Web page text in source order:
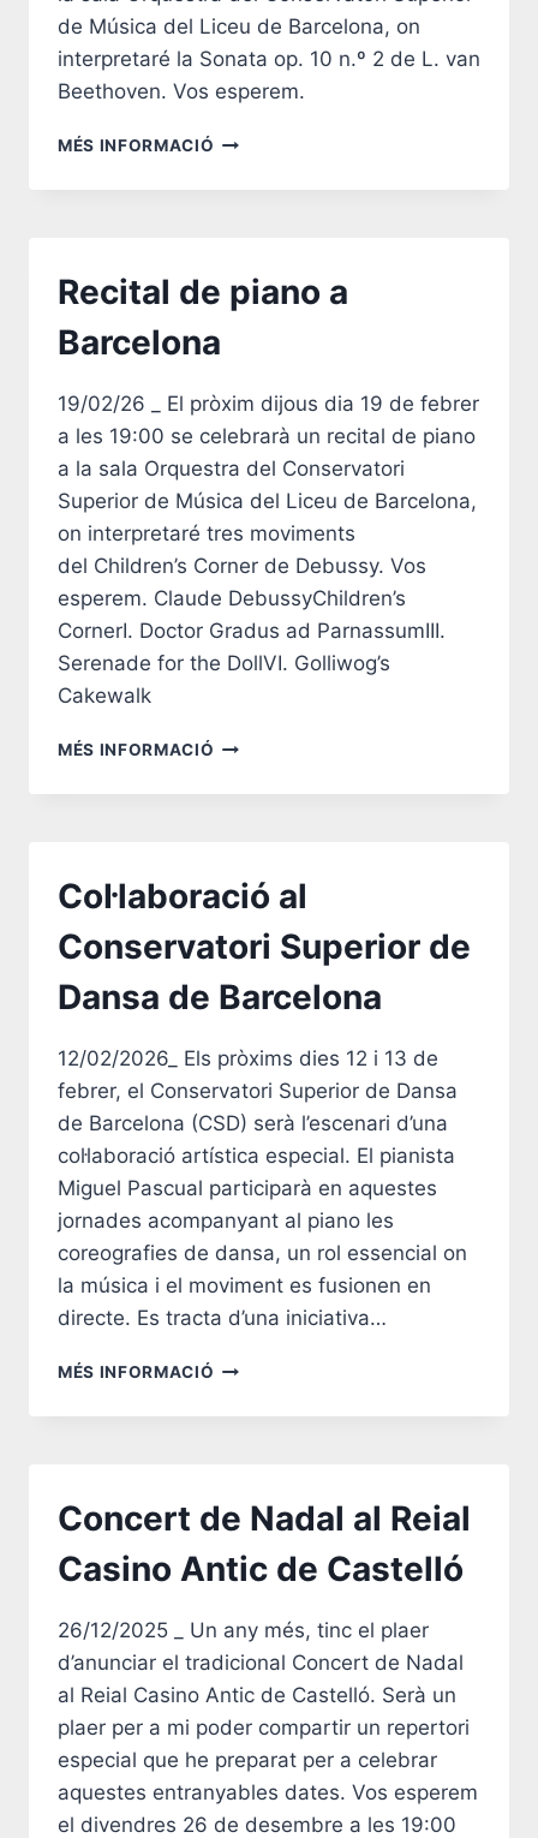
de Música del Liceu de Barcelona, on
interpretaré la Sonata op. 10 n.º 2 de L. van
Beethoven. Vos esperem.
MÉS INFORMACIÓ RECITAL
PIANO
Recital de piano a
Barcelona
19/02/26 _ El pròxim dijous dia 19 de febrer
a les 19:00 se celebrarà un recital de piano
a la sala Orquestra del Conservatori
Superior de Música del Liceu de Barcelona,
on interpretaré tres moviments
del Children’s Corner de Debussy. Vos
esperem. Claude DebussyChildren’s
CornerI. Doctor Gradus ad ParnassumIII.
Serenade for the DollVI. Golliwog’s
Cakewalk
MÉS INFORMACIÓ RECITAL
PIANO
Col·laboració al
Conservatori Superior de
Dansa de Barcelona
12/02/2026_ Els pròxims dies 12 i 13 de
febrer, el Conservatori Superior de Dansa
de Barcelona (CSD) serà l’escenari d’una
col·laboració artística especial. El pianista
Miguel Pascual participarà en aquestes
jornades acompanyant al piano les
coreografies de dansa, un rol essencial on
la música i el moviment es fusionen en
directe. Es tracta d’una iniciativa…
MÉS INFORMACIÓ COL·LABORACIÓ
CONSERVATORI
DE
Concert de Nadal al Reial
Casino Antic de Castelló
26/12/2025 _ Un any més, tinc el plaer
d’anunciar el tradicional Concert de Nadal
al Reial Casino Antic de Castelló. Serà un
plaer per a mi poder compartir un repertori
especial que he preparat per a celebrar
aquestes entranyables dates. Vos esperem
el divendres 26 de desembre a les 19:00